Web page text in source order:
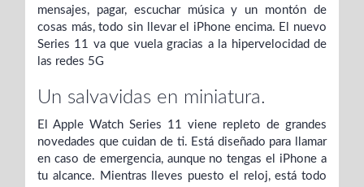
mensajes, pagar, escuchar música y un montón de
cosas más, todo sin llevar el iPhone encima. El nuevo
Series 11 va que vuela gracias a la hipervelocidad de
las redes 5G
Un salvavidas en miniatura.
El Apple Watch Series 11 viene repleto de grandes
novedades que cuidan de ti. Está diseñado para llamar
en caso de emergencia, aunque no tengas el iPhone a
tu alcance. Mientras lleves puesto el reloj, está todo